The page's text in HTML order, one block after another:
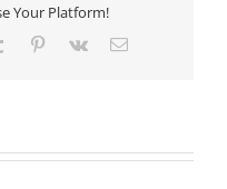
Your Platform!
Tumblr Pinterest
Vk
E-